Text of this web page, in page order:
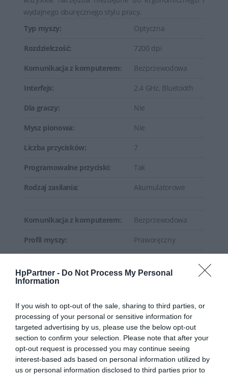
HpPartner - Do Not Process My Personal
Information
If you wish to opt-out of the sale, sharing to third parties, or
processing of your personal or sensitive information for
targeted advertising by us, please use the below opt-out
section to confirm your selection. Please note that after your
opt-out request is processed you may continue seeing
interest-based ads based on personal information utilized by
us or personal information disclosed to third parties prior to
Myszy HP posiadają zwykle precyzyjne sensory
optyczne lub laserowe, które zapewniają dokładne
śledzenie ruchów.
Niektóre klawiatury HP posiadają podświetlenie
klawiszy, co ułatwia korzystanie z klawiatury w
warunkach słabego oświetlenia.
Wiele myszy i klawiatur HP oferuje bezprzewodowe
kabli.
wygodę i niekiedy dodatkowe funkcje, które umożliwiają
efektywną pracę zarówno w biurze, jak i w innych
wydajnego oburęcznego stylu pracy.
Typ myszy:
Optyczna
Rozdzielczość: 7200 dpi
Komunikacja z komputerem: Bezprzewodowa
Interfejs: 2.4 GHz, Bluetooth
Dla graczy: Nie
Mysz pionowa: Nie
Liczba przycisków: 7
Programowalne przyciski: Tak
Rodzaj zasilania: Akumulatorowe
Komunikacja z komputerem: Bezprzewodowa
Profil myszy: Praworęczny
Wbudowany akumulator: Tak
Mysz pionowa: Nie
Interfejs: 2.4 GHz, Bluetooth
Rodzaj zasilania: Akumulatorowe